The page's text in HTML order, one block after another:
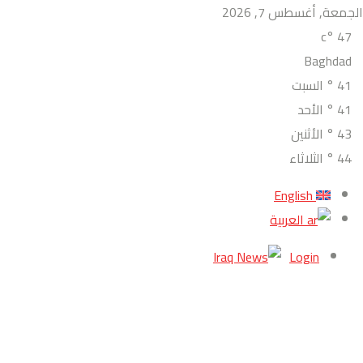
الجمعة, أغسطس 7, 2026
47
°c
Baghdad
41
° السبت
41
° الأحد
43
° الأثنين
44
° الثلاثاء
English
العربية
Login